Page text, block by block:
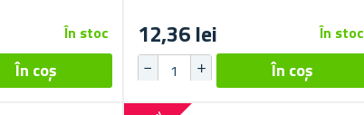
În stoc 12,36 lei În stoc